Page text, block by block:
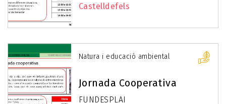
Castelldefels
Natura i educació ambiental
Jornada Cooperativa
FUNDESPLAI